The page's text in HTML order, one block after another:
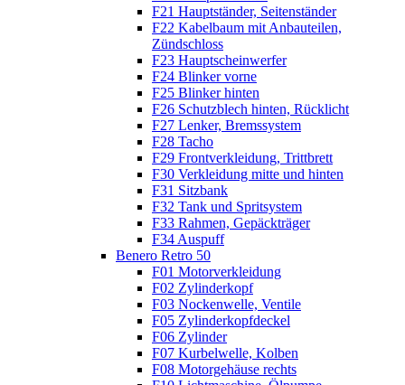
F21 Hauptständer, Seitenständer
F22 Kabelbaum mit Anbauteilen,
Zündschloss
F23 Hauptscheinwerfer
F24 Blinker vorne
F25 Blinker hinten
F26 Schutzblech hinten, Rücklicht
F27 Lenker, Bremssystem
F28 Tacho
F29 Frontverkleidung, Trittbrett
F30 Verkleidung mitte und hinten
F31 Sitzbank
F32 Tank und Spritsystem
F33 Rahmen, Gepäckträger
F34 Auspuff
Benero Retro 50
F01 Motorverkleidung
F02 Zylinderkopf
F03 Nockenwelle, Ventile
F05 Zylinderkopfdeckel
F06 Zylinder
F07 Kurbelwelle, Kolben
F08 Motorgehäuse rechts